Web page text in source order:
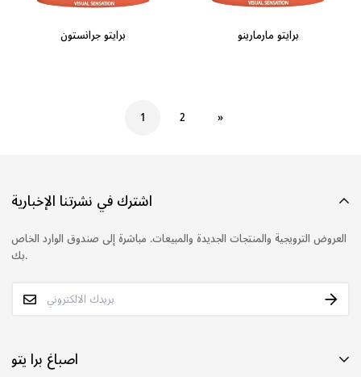
برايتو جرانستون برايتو مارمارينو
1 2 »
اصباغ برا یتو
اشترك في نشرتنا الإخبارية
العروض الترويجية والمنتجات الجديدة والمبيعات. مباشرة إلى صندوق الوارد الخاص
بك.